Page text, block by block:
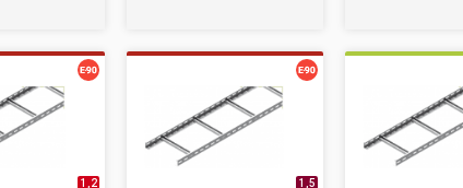
1,2 1,5